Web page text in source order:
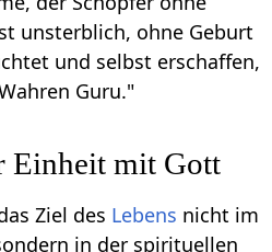
unsterblich, ohne Geburt
und selbst erschaffen,
Guru."
Einheit mit Gott
Ziel des Lebens nicht im
in der spirituellen